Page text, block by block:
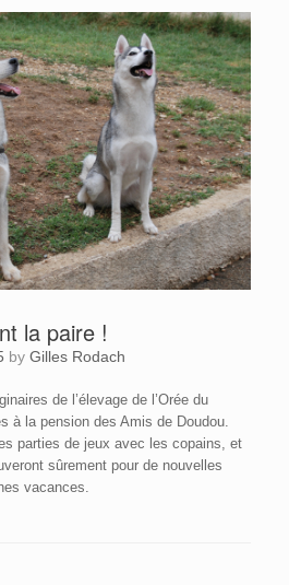
la paire !
by Gilles Rodach
de l’élevage de l’Orée du
à la pension des Amis de Doudou.
parties de jeux avec les copains, et
sûrement pour de nouvelles
vacances.